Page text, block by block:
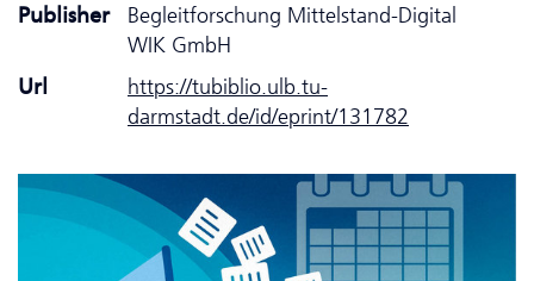
Publisher
Begleitforschung Mittelstand-Digital
WIK GmbH
Url
https://tubiblio.ulb.tu-
darmstadt.de/id/eprint/131782